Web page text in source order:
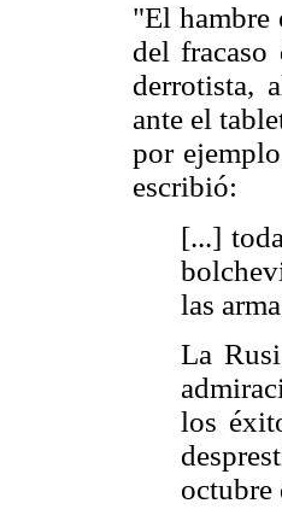
"El hambre
del
derrotista,
ante el
por
escribió:
[...]
las
La
los
octubre